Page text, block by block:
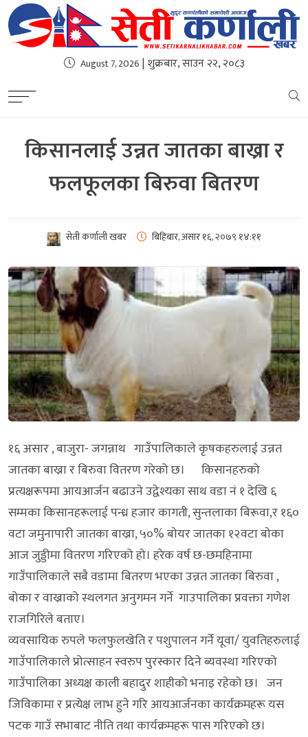
August 7, 2026 | शुक्रबार, साउन २२, २०८३
किसानलाई उन्नत जातका बाख्रा र
फलफूलका बिरुवा बितरण
सेती कर्णाली खबर बिहिबार, असार १६, २०७९ १४:११
१६ असार , बाजुरा- जगन्नाथ गाउँपालिकाले कृषकहरुलाई उन्नत
जातका बाख्रा र बिरुवा वितरण गरेको छ। किसानहरुको
प्रत्यक्षरूपमा आयआर्जन बढाउने उद्वेश्यका साथ वडा नं १ देखि ६
सम्मका किसानहरूलाई पन्ध्र हजार कागती, सुन्तलाका बिरूवा,र १६०
वटा जमुनापारी जातका बाख्रा, ५०% बाेयर जातका १२वटा बाेका
आज जुड्डीमा वितरण गरिएको हो। हरेक वर्ष छ-छमहिनामा
गाउँपालिकाले सबै वडामा बितरण भएका उन्नत जातका बिरुवा ,
बोका र वाख्राको स्थलगत अनुगमन गर्ने गाउपालिका प्रवक्ता गणेश
राजगिरिले बताए।
व्यवसायिक रुपले फलफुलखेति र पशुपालन गर्ने यूवा/ युवतिहरुलाई
गाउँपालिकाले प्रोत्साहन स्वरुप पुरस्कार दिने ब्यवस्था गरिएको
गाउँपालिका अध्यक्ष काली बहादुर शाहीको भनाइ रहेको छ। जन
जिविकामा र प्रत्येक्ष लाभ हुने गरि आयआर्जनका कार्यक्रमहरू यस
पटक गाउँ सभाबाट नीति तथा कार्यक्रमहरू पास गरिएको छ।